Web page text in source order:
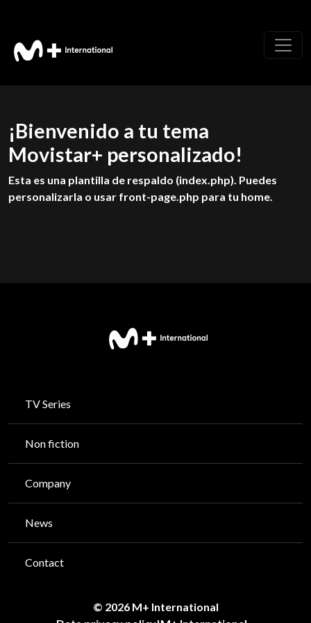
¡Bienvenido a tu tema
Movistar+ personalizado!
Esta es una plantilla de respaldo (index.php). Puedes
personalizarla o usar front-page.php para tu home.
TV Series
Non fiction
Company
News
Contact
© 2026 M+ International